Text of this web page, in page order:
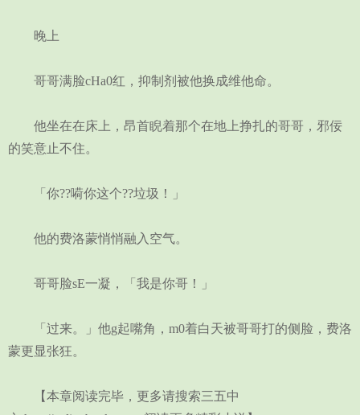
晚上
哥哥满脸cHa0红，抑制剂被他换成维他命。
他坐在在床上，昂首睨着那个在地上挣扎的哥哥，邪佞
的笑意止不住。
「你??嗬你这个??垃圾！」
他的费洛蒙悄悄融入空气。
哥哥脸sE一凝，「我是你哥！」
「过来。」他g起嘴角，m0着白天被哥哥打的侧脸，费洛
蒙更显张狂。
【本章阅读完毕，更多请搜索三五中